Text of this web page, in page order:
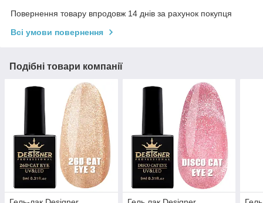
Повернення товару впродовж 14 днів за рахунок покупця
Всі умови повернення
Подібні товари компанії